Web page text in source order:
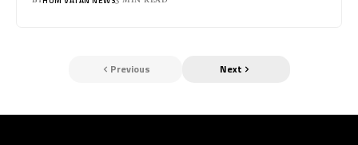
Previous Next